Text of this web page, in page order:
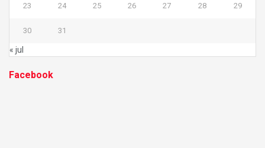
23 24 25 26 27 28 29
30 31
« jul
Facebook